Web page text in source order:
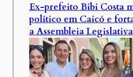
Ex-prefeito Bibi Costa
político em Caicó e
a Assembleia Legislativa